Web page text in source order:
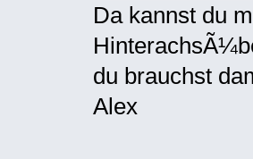
Da kannst du
du brauchst
Alex